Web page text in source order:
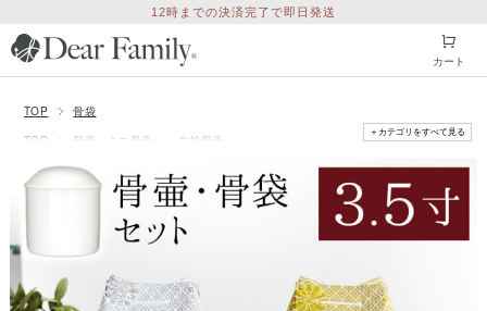
12時までの決済完了で即日発送
カート
TOP
骨袋
TOP
骨壷・ミニ骨壷 白並骨壷
＋カテゴリをすべて見る